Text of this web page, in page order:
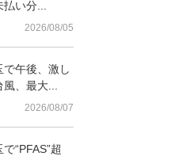
い分...
2026/08/05
午後、激し
、最大...
2026/08/07
“PFAS”超